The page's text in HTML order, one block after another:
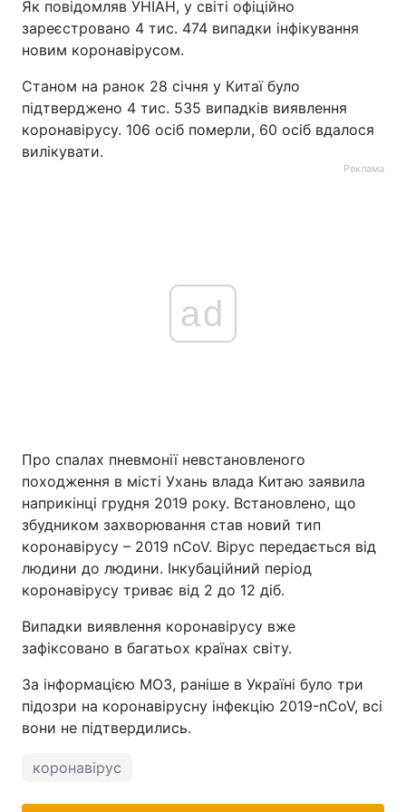
Як повідомляв УНІАН, у світі офіційно
зареєстровано 4 тис. 474 випадки інфікування
новим коронавірусом.
Станом на ранок 28 січня у Китаї було
підтверджено 4 тис. 535 випадків виявлення
коронавірусу. 106 осіб померли, 60 осіб вдалося
вилікувати.
Реклама
ad
Про спалах пневмонії невстановленого
походження в місті Ухань влада Китаю заявила
наприкінці грудня 2019 року. Встановлено, що
збудником захворювання став новий тип
коронавірусу – 2019 nCoV. Вірус передається від
людини до людини. Інкубаційний період
коронавірусу триває від 2 до 12 діб.
Випадки виявлення коронавірусу вже
зафіксовано в багатьох країнах світу.
За інформацією МОЗ, раніше в Україні було три
підозри на коронавірусну інфекцію 2019-nCoV, всі
вони не підтвердились.
коронавірус